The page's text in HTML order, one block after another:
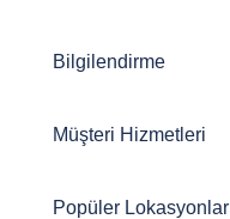
Bilgilendirme
Müşteri Hizmetleri
Popüler Lokasyonlar